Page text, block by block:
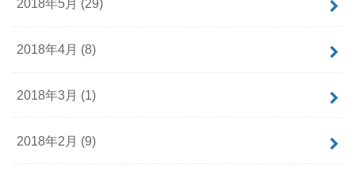
2018年5月 (29)
2018年4月 (8)
2018年3月 (1)
2018年2月 (9)